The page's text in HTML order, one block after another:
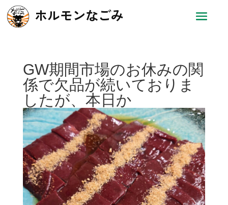
ホルモンなごみ
GW期間市場のお休みの関
係で欠品が続いておりま
したが、本日か